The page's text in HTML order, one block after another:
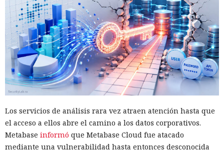
Los servicios de análisis rara vez atraen atención hasta que
el acceso a ellos abre el camino a los datos corporativos.
Metabase informó que Metabase Cloud fue atacado
mediante una vulnerabilidad hasta entonces desconocida